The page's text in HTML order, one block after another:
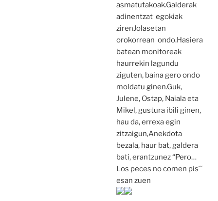
asmatutakoak.Galderak
adinentzat egokiak
zirenJolasetan
orokorrean ondo.Hasiera
batean monitoreak
haurrekin lagundu
ziguten, baina gero ondo
moldatu ginen.Guk,
Julene, Ostap, Naiala eta
Mikel, gustura ibili ginen,
hau da, errexa egin
zitzaigun,Anekdota
bezala, haur bat, galdera
bati, erantzunez “Pero…
Los peces no comen pis´´
esan zuen